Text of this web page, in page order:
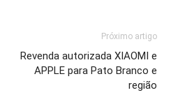
Próximo artigo
Revenda autorizada XIAOMI e
APPLE para Pato Branco e
região